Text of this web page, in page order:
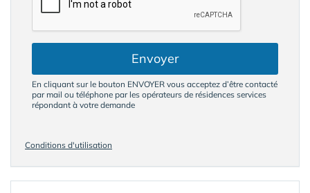
Envoyer
En cliquant sur le bouton ENVOYER vous acceptez d’être contacté
par mail ou téléphone par les opérateurs de résidences services
répondant à votre demande
Conditions d'utilisation